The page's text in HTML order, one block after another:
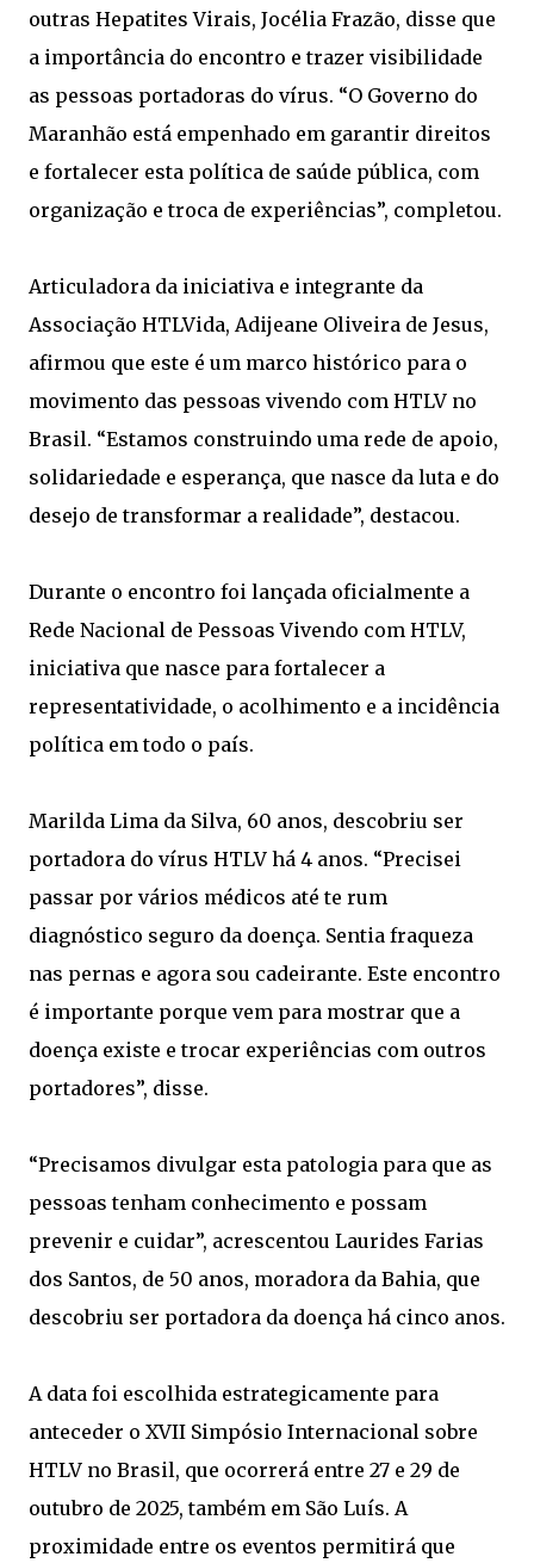
outras Hepatites Virais, Jocélia Frazão, disse que
a importância do encontro e trazer visibilidade
as pessoas portadoras do vírus. “O Governo do
Maranhão está empenhado em garantir direitos
e fortalecer esta política de saúde pública, com
organização e troca de experiências”, completou.
Articuladora da iniciativa e integrante da
Associação HTLVida, Adijeane Oliveira de Jesus,
afirmou que este é um marco histórico para o
movimento das pessoas vivendo com HTLV no
Brasil. “Estamos construindo uma rede de apoio,
solidariedade e esperança, que nasce da luta e do
desejo de transformar a realidade”, destacou.
Durante o encontro foi lançada oficialmente a
Rede Nacional de Pessoas Vivendo com HTLV,
iniciativa que nasce para fortalecer a
representatividade, o acolhimento e a incidência
política em todo o país.
Marilda Lima da Silva, 60 anos, descobriu ser
portadora do vírus HTLV há 4 anos. “Precisei
passar por vários médicos até te rum
diagnóstico seguro da doença. Sentia fraqueza
nas pernas e agora sou cadeirante. Este encontro
é importante porque vem para mostrar que a
doença existe e trocar experiências com outros
portadores”, disse.
“Precisamos divulgar esta patologia para que as
pessoas tenham conhecimento e possam
prevenir e cuidar”, acrescentou Laurides Farias
dos Santos, de 50 anos, moradora da Bahia, que
descobriu ser portadora da doença há cinco anos.
A data foi escolhida estrategicamente para
anteceder o XVII Simpósio Internacional sobre
HTLV no Brasil, que ocorrerá entre 27 e 29 de
outubro de 2025, também em São Luís. A
proximidade entre os eventos permitirá que